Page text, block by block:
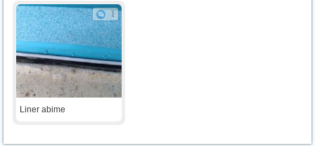
1
Liner abime